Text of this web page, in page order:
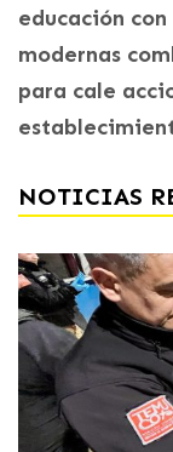
educación
modernas
para cale
NOTICIAS